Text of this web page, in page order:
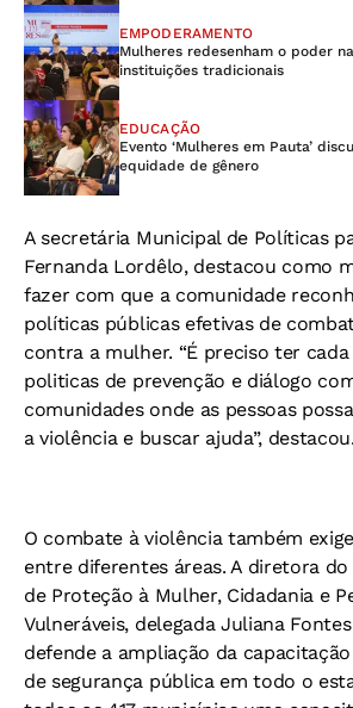
EMPODERAMENTO
Mulheres redesenham o poder
instituições tradicionais
EDUCAÇÃO
Evento ‘Mulheres em Pauta’
equidade de gênero
A secretária Municipal de Políticas
Fernanda Lordêlo, destacou como
fazer com que a comunidade
políticas públicas efetivas de
contra a mulher. “É preciso ter cada
politicas de prevenção e diálogo
comunidades onde as pessoas
a violência e buscar ajuda”, destacou.
O combate à violência também
entre diferentes áreas. A diretora
de Proteção à Mulher, Cidadania e
Vulneráveis, delegada Juliana
defende a ampliação da
de segurança pública em todo o